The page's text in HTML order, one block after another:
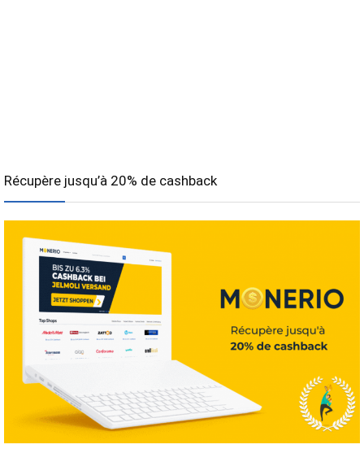
Récupère jusqu’à 20% de cashback